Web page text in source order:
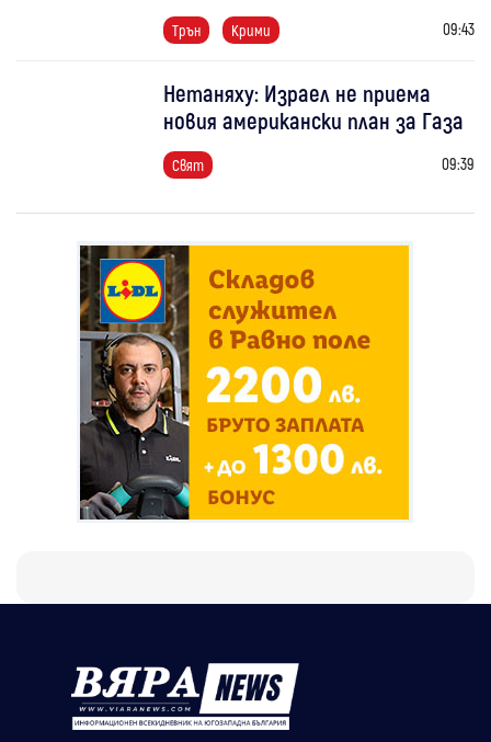
Трън Крими 09:43
Нетаняху: Израел не приема
новия американски план за Газа
Свят 09:39